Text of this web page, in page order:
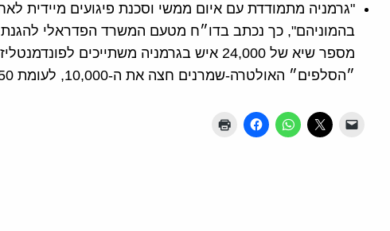
"גרמניה מתמודדת עם איום ממשי וסכנת פיגועים מיידית
בהמוניהם", כך נכתב בדו״ח מטעם המשרד הפדראלי
מספר שיא של 24,000 איש בגרמניה משתייכים
״הסלפים״ האולטרה-שמרנים חצה את ה-10,000, לעומת 8,350 בשנה הקודמת. (רויטרס)